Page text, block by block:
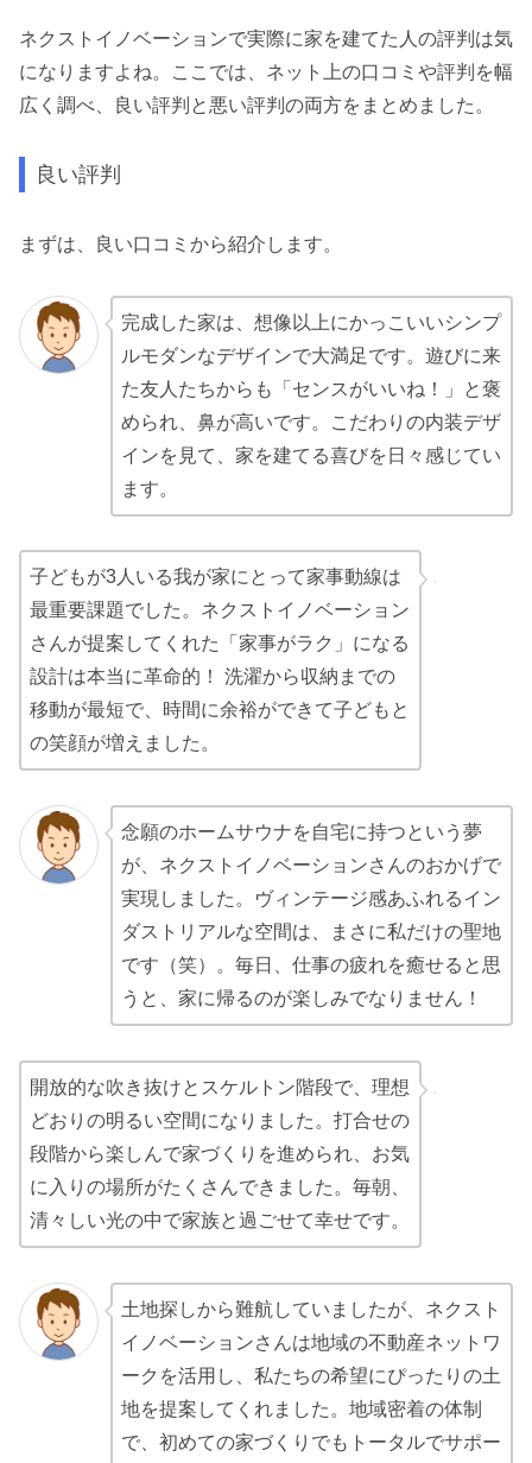
ネクストイノベーションで実際に家を建てた人の評判は気
になりますよね。ここでは、ネット上の口コミや評判を幅
広く調べ、良い評判と悪い評判の両方をまとめました。
良い評判
まずは、良い口コミから紹介します。
完成した家は、想像以上にかっこいいシンプ
ルモダンなデザインで大満足です。遊びに来
た友人たちからも「センスがいいね！」と褒
められ、鼻が高いです。こだわりの内装デザ
インを見て、家を建てる喜びを日々感じてい
ます。
子どもが3人いる我が家にとって家事動線は
最重要課題でした。ネクストイノベーション
さんが提案してくれた「家事がラク」になる
設計は本当に革命的！ 洗濯から収納までの
移動が最短で、時間に余裕ができて子どもと
の笑顔が増えました。
念願のホームサウナを自宅に持つという夢
が、ネクストイノベーションさんのおかげで
実現しました。ヴィンテージ感あふれるイン
ダストリアルな空間は、まさに私だけの聖地
です（笑）。毎日、仕事の疲れを癒せると思
うと、家に帰るのが楽しみでなりません！
開放的な吹き抜けとスケルトン階段で、理想
どおりの明るい空間になりました。打合せの
段階から楽しんで家づくりを進められ、お気
に入りの場所がたくさんできました。毎朝、
清々しい光の中で家族と過ごせて幸せです。
土地探しから難航していましたが、ネクスト
イノベーションさんは地域の不動産ネットワ
ークを活用し、私たちの希望にぴったりの土
地を提案してくれました。地域密着の体制
で、初めての家づくりでもトータルでサポー